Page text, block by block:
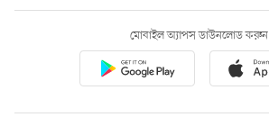
মোবাইল অ্যাপস ডাউনলোড করুন